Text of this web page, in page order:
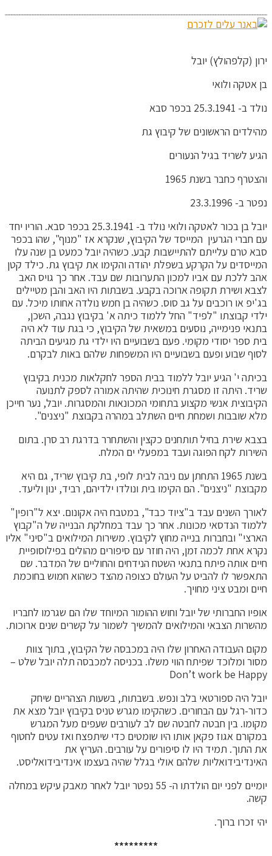
ירון (קלפהולץ) יובל
בן אטקה ולואי
נולד ב- 25.3.1941 בכפר סבא
מהילדים הראשונים של קיבוץ גת
הגיע לשריד בגיל הנעורים
והצטרף כחבר בשנת 1965
נפטר ב- 23.3.1996
יובל בן בכור לאטקה ולואי נולד ב- 25.3.1941 בכפר סבא. הוריו יחד
עם חברי הגרעין המייסד של הקיבוץ, שנקרא אז "מנוף", שהו בכפר
סבא טרם עלייתם להתיישבות קבע. כשהיה יובל כמעט בן שנה עלו
המייסדים על הקרקע בשפלת יהודה והקימו את קיבוץ גת. כילד קטן
אהב ללכת עם אביו למכון התערובות שם עבד. אחר כך גויס האב
לצבא ושירת תקופה ארוכה בקבע. בשבתות היו האב והבן מטיילים
בג'יפ או רוכבים על גב סוס. כשהיה בן חמש נולדה אחותו מיכל. עם
ילדי קבוצתו "לפיד" החל ללמוד כיתה א' בקיבוץ נגבה, השכן,
בתנאי פנימייה, נוסעים במשאית של הקיבוץ, כי בגת עוד לא היה
בית ספר יסודי מקומי. פעם בשבועיים היו ילדי גת מגיעים הביתה
לסוף שבוע ופעם בשבועיים היו המשפחות שלהם באות לבקרם.
בכיתה י' הגיע יובל ללמוד בבית הספר לחקלאות מכנית בקיבוץ
שריד. היתה זו מסגרת חינוכית שהיתה אמורה לספק לתנועה
הקיבוצית אנשי מקצוע בתחומי המכונאות והמסגרות. יובל, נער חייכן
מלא שובבות ושמחת חיים השתלב במהרה בקבוצת "ניצנים".
בצבא שירת בחיל תותחנים כקצין והשתחרר בדרגת רב סרן. בתום
השירות לקח הפוגה ועבד במפעלי ים המלח.
בשנת 1965 התחתן עם ניבה לבית לופי, בת קיבוץ שריד, גם היא
מקבוצת "ניצנים". הם הקימו בית ונולדו ילדיהם, רביד, ינון וליעד.
לאורך השנים עבד ב"ציוד כבד", במטבח היה אקונום. יצא ל"רופין"
ללמוד הנדסאי מכונות. אחר כך עבד במחלקת הבנייה של ה"קבוץ
הארצי" ובחברות בנייה מחוץ לקיבוץ. משירות המילואים ב"סיני" אליו
נקרא אחת לכמה זמן, היה חוזר עם סיפורים מהולים בפילוסופיית
חיים אותה פיתח בתנאי השטח הנידחים והחוליים של המדבר. שם
התאפשר לו להביט על העולם כצופה מהצד כשהוא חמוש בחוכמת
חיים ומבט ציני מחויך.
אופיו החברותי של יובל וחוש ההומור המיוחד שלו הם שגרמו לחבריו
מהשרות הצבאי והמילואים להמשיך לשמור על קשרים שנים ארוכות.
מקום העבודה האחרון שלו היה במכבסה של הקיבוץ, בתוך צוות
מסור ומלוכד שפיתח הווי משלו. בכניסה למכבסה תלה יובל שלט –
Don’t work be Happy
יובל היה ספורטאי בלב ונפש. בשבתות, בשעות הצהריים שיחק
כדור-רגל עם הבחורים. כשהקימו מגרש טניס בקיבוץ יובל מצא את
מקומו. בין חבטה לחבטה שם לב לעורבים שעפים מעל המגרש
במקורם אגוז פקאן אותו היו שומטים כדי שיתפצח ואז עטים לחטוף
את התוך. תמיד היו לו סיפורים על עורבים. העריץ את
האינדיבידואליות שלהם אולי בגלל שהיה בעצמו אינדיבידואליסט.
יומיים לפני יום הולדתו ה- 55 נפטר יובל לאחר מאבק עיקש במחלה
קשה.
יהי זכרו ברוך.
*********